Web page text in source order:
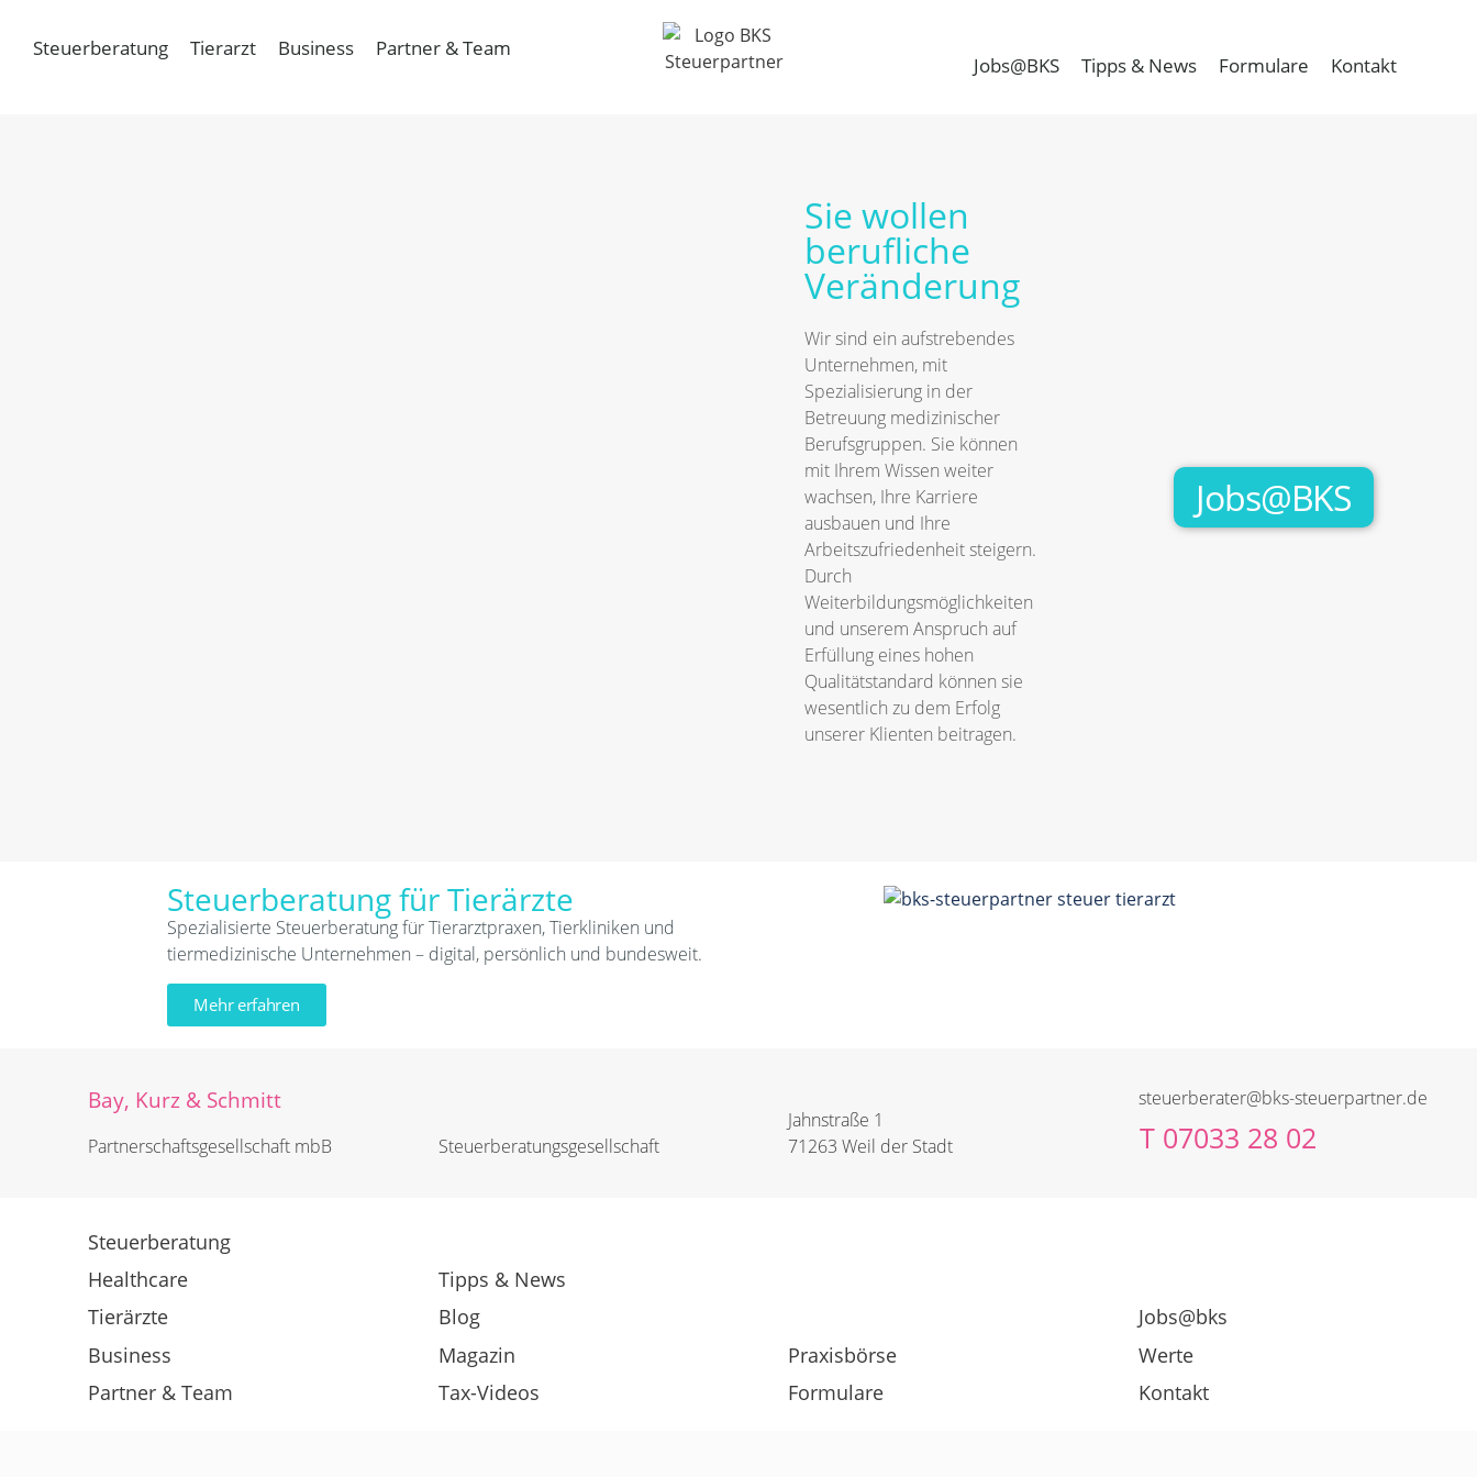
Steuerberatung Tierarzt Business Partner & Team
Jobs@BKS Tipps & News Formulare Kontakt
Sie wollen
berufliche
Veränderung
Wir sind ein aufstrebendes
Unternehmen, mit
Spezialisierung in der
Betreuung medizinischer
Berufsgruppen. Sie können
mit Ihrem Wissen weiter
wachsen, Ihre Karriere
ausbauen und Ihre
Arbeitszufriedenheit steigern.
Durch
Weiterbildungsmöglichkeiten
und unserem Anspruch auf
Erfüllung eines hohen
Qualitätstandard können sie
wesentlich zu dem Erfolg
unserer Klienten beitragen.
Jobs@BKS
Steuerberatung für Tierärzte
Spezialisierte Steuerberatung für Tierarztpraxen, Tierkliniken und
tiermedizinische Unternehmen – digital, persönlich und bundesweit.
Mehr erfahren
Bay, Kurz & Schmitt
Partnerschafts­­gesellschaft mbB Steuerberatungs­­gesellschaft
Jahnstraße 1
71263 Weil der Stadt
steuerberater@bks-steuerpartner.de
T 07033 28 02
Steuerberatung
Healthcare
Tierärzte
Business
Partner & Team
Tipps & News
Blog
Magazin
Tax-Videos
Praxisbörse
Formulare
Jobs@bks
Werte
Kontakt